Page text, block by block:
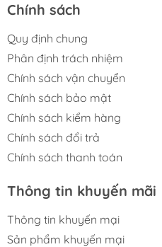
Chính sách
Quy định chung
Phân định trách nhiệm
Chính sách vận chuyển
Chính sách bảo mật
Chính sách kiểm hàng
Chính sách đổi trả
Chính sách thanh toán
Thông tin khuyến mãi
Thông tin khuyến mại
Sản phẩm khuyến mại